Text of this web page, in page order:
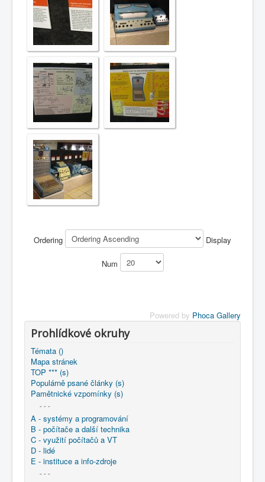
Ordering Display
Num
Powered by Phoca Gallery
Prohlídkové okruhy
Témata ()
Mapa stránek
TOP *** (s)
Populárně psané články (s)
Pamětnické vzpomínky (s)
- - -
A - systémy a programování
B - počítače a další technika
C - využití počítačů a VT
D - lidé
E - instituce a info-zdroje
- - -